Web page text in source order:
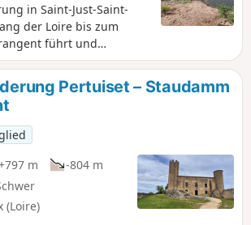
in Saint-Just-Saint-
der Loire bis zum
führt und
auf die Loire-
Pertuiset – Staudamm
m
-804 m
(Loire)